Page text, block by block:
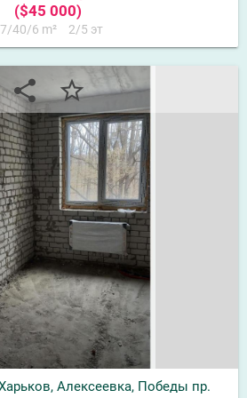
($45 000)
40/6 m² 2/5 эт
share star_border
Алексеевка, Победы пр.